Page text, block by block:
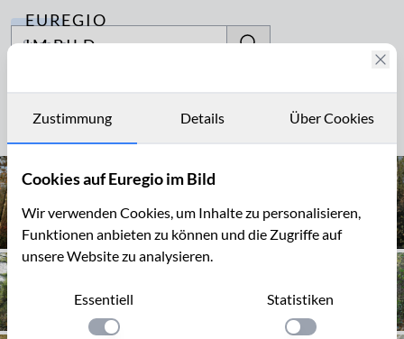
EUREGIO
IM BILD
Archiv
Kontakt
Archiv
Zustimmung Details Über Cookies
Cookies auf Euregio im Bild
Wir verwenden Cookies, um Inhalte zu personalisieren,
Funktionen anbieten zu können und die Zugriffe auf
unsere Website zu analysieren.
Essentiell
Einstellung anwenden
Statistiken
Einstellung